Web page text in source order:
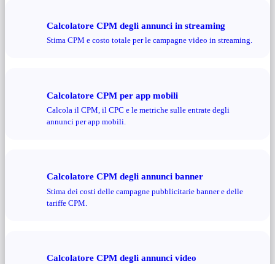
Calcolatore CPM degli annunci in streaming
Stima CPM e costo totale per le campagne video in streaming.
Calcolatore CPM per app mobili
Calcola il CPM, il CPC e le metriche sulle entrate degli
annunci per app mobili.
Calcolatore CPM degli annunci banner
Stima dei costi delle campagne pubblicitarie banner e delle
tariffe CPM.
Calcolatore CPM degli annunci video